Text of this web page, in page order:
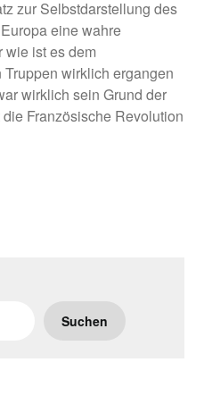
zur Selbstdarstellung des
eine wahre
wie ist es dem
wirklich ergangen
wirklich sein Grund der
Französische Revolution
Suchen